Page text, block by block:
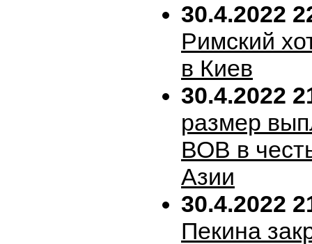
30.4.2022
Римский
в Киев
30.4.2022
размер
ВОВ в
Азии
30.4.2022
Пекина